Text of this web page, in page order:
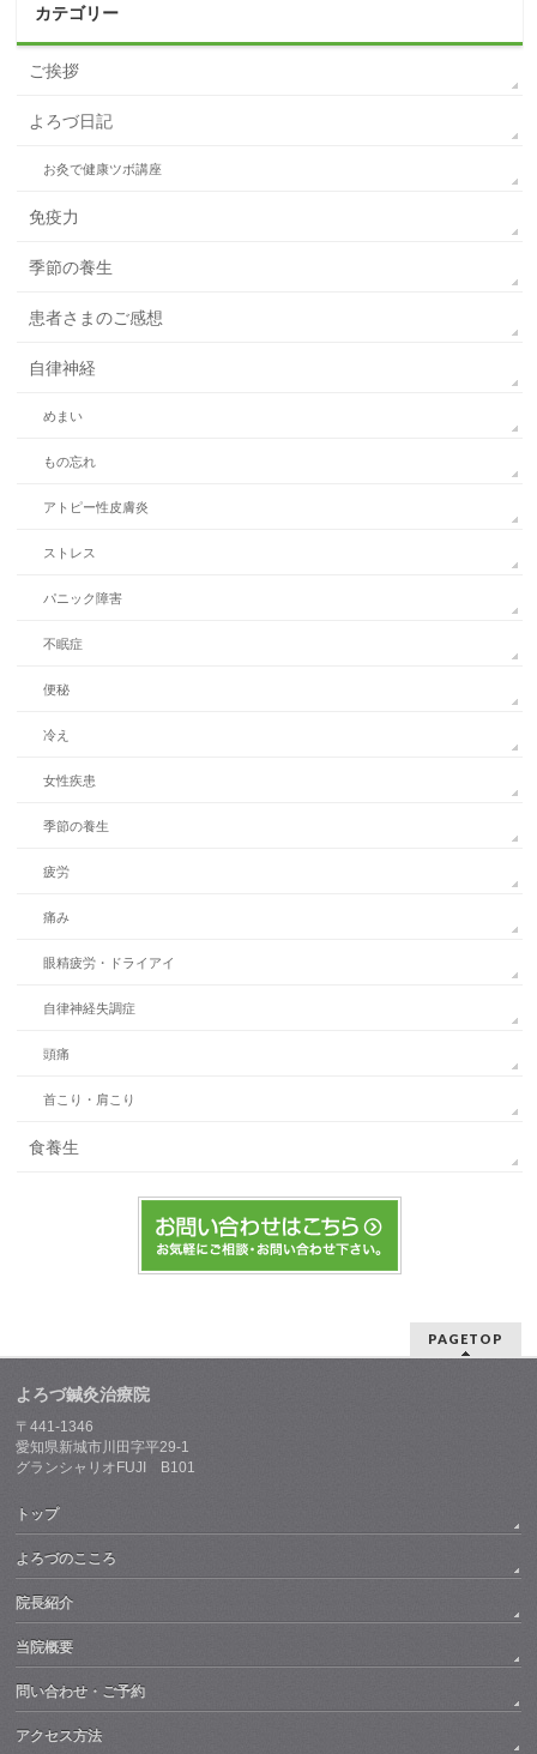
カテゴリー
ご挨拶
よろづ日記
お灸で健康ツボ講座
免疫力
季節の養生
患者さまのご感想
自律神経
めまい
もの忘れ
アトピー性皮膚炎
ストレス
パニック障害
不眠症
便秘
冷え
女性疾患
季節の養生
疲労
痛み
眼精疲労・ドライアイ
自律神経失調症
頭痛
首こり・肩こり
食養生
PAGETOP
よろづ鍼灸治療院
〒441-1346
愛知県新城市川田字平29-1
グランシャリオFUJI B101
トップ
よろづのこころ
院長紹介
当院概要
問い合わせ・ご予約
アクセス方法